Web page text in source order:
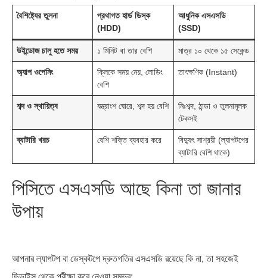
বৈশিষ্ট্যের তুলনা
প্রথাগত হার্ড ডিস্ক
(HDD)
আধুনিক এসএসডি
(SSD)
উইন্ডোজ চালু হতে সময় ১ মিনিট বা তার বেশি মাত্র ১০ থেকে ১৫ সেকেন্ড
অ্যাপ ওপেনিং
ক্লিকে সময় নেয়, লোডিং
বেশি
তাৎক্ষণিক (Instant)
শব্দ ও স্থায়িত্ব যন্ত্রাংশ ঘোরে, শব্দ হয় বেশি
নিঃশব্দ, ঠান্ডা ও তুলনামূলক
টেকসই
ব্যাটারি খরচ বেশি শক্তি ব্যবহার করে
বিদ্যুৎ সাশ্রয়ী (ল্যাপটপের
ব্যাটারি বেশি থাকে)
পিসিতে এসএসডি আছে কিনা তা জানার
উপায়
আপনার ল্যাপটপ বা ডেস্কটপে দ্রুতগতির এসএসডি রয়েছে কি না, তা সহজেই